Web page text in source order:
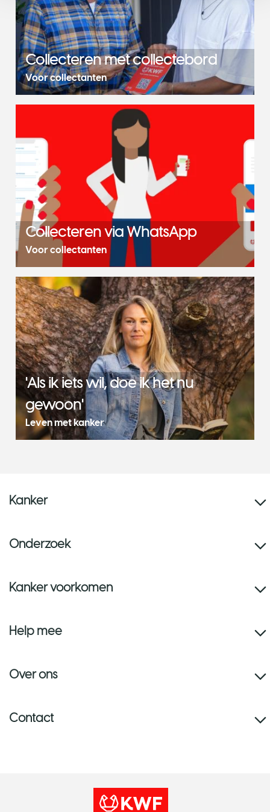
Collecteren met collectebord
Voor collectanten
Collecteren via WhatsApp
Voor collectanten
'Als ik iets wil, doe ik het nu
gewoon'
Leven met kanker
Kanker
Onderzoek
Kanker voorkomen
Help mee
Over ons
Contact